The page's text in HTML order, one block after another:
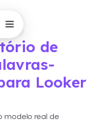
de
Looker
modelo real de